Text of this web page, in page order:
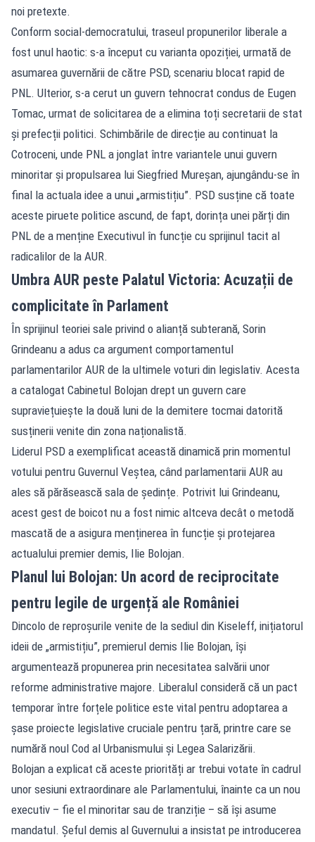
noi pretexte.
Conform social-democratului, traseul propunerilor liberale a
fost unul haotic: s-a început cu varianta opoziției, urmată de
asumarea guvernării de către PSD, scenariu blocat rapid de
PNL. Ulterior, s-a cerut un guvern tehnocrat condus de Eugen
Tomac, urmat de solicitarea de a elimina toți secretarii de stat
și prefecții politici. Schimbările de direcție au continuat la
Cotroceni, unde PNL a jonglat între variantele unui guvern
minoritar și propulsarea lui Siegfried Mureșan, ajungându-se în
final la actuala idee a unui „armistițiu”. PSD susține că toate
aceste piruete politice ascund, de fapt, dorința unei părți din
PNL de a menține Executivul în funcție cu sprijinul tacit al
radicalilor de la AUR.
Umbra AUR peste Palatul Victoria: Acuzații de
complicitate în Parlament
În sprijinul teoriei sale privind o alianță subterană, Sorin
Grindeanu a adus ca argument comportamentul
parlamentarilor AUR de la ultimele voturi din legislativ. Acesta
a catalogat Cabinetul Bolojan drept un guvern care
supraviețuiește la două luni de la demitere tocmai datorită
susținerii venite din zona naționalistă.
Liderul PSD a exemplificat această dinamică prin momentul
votului pentru Guvernul Veștea, când parlamentarii AUR au
ales să părăsească sala de ședințe. Potrivit lui Grindeanu,
acest gest de boicot nu a fost nimic altceva decât o metodă
mascată de a asigura menținerea în funcție și protejarea
actualului premier demis, Ilie Bolojan.
Planul lui Bolojan: Un acord de reciprocitate
pentru legile de urgență ale României
Dincolo de reproșurile venite de la sediul din Kiseleff, inițiatorul
ideii de „armistițiu”, premierul demis Ilie Bolojan, își
argumentează propunerea prin necesitatea salvării unor
reforme administrative majore. Liberalul consideră că un pact
temporar între forțele politice este vital pentru adoptarea a
șase proiecte legislative cruciale pentru țară, printre care se
numără noul Cod al Urbanismului și Legea Salarizării.
Bolojan a explicat că aceste priorități ar trebui votate în cadrul
unor sesiuni extraordinare ale Parlamentului, înainte ca un nou
executiv – fie el minoritar sau de tranziție – să își asume
mandatul. Șeful demis al Guvernului a insistat pe introducerea